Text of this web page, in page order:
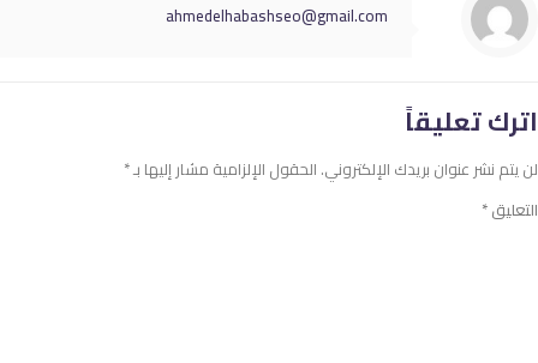
ahmedelhabashseo@gmail.com
اترك تعليقاً
لن يتم نشر عنوان بريدك الإلكتروني. الحقول الإلزامية مشار إليها بـ*
التعليق*